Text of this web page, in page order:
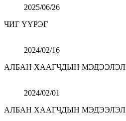
2025/06/26
ЧИГ ҮҮРЭГ
2024/02/16
АЛБАН ХААГЧДЫН МЭДЭЭЛЭЛ
2024/02/01
АЛБАН ХААГЧДЫН МЭДЭЭЛЭЛ